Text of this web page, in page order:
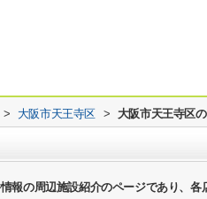
> 大阪市天王寺区 > 大阪市天王寺区
報の周辺施設紹介のページであり、各